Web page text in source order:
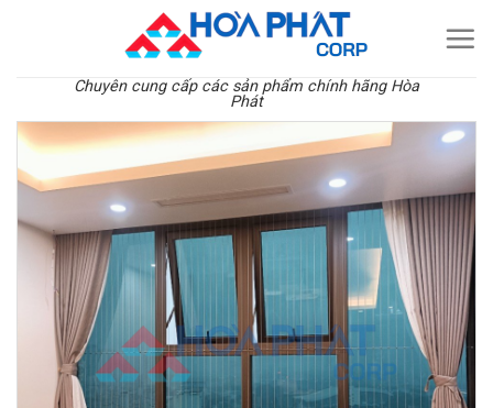
Chuyên cung cấp các sản phẩm chính hãng Hòa
Phát